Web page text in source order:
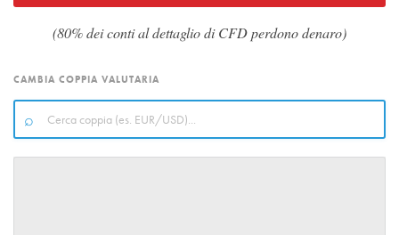
(80% dei conti al dettaglio di CFD perdono denaro)
CAMBIA COPPIA VALUTARIA